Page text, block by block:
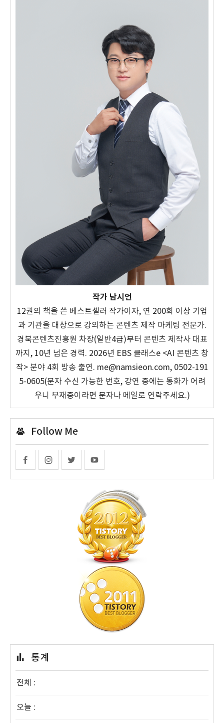
작가 남시언
12권의 책을 쓴 베스트셀러 작가이자, 연 200회 이상 기업
과 기관을 대상으로 강의하는 콘텐츠 제작 마케팅 전문가.
경북콘텐츠진흥원 차장(일반4급)부터 콘텐츠 제작사 대표
까지, 10년 넘은 경력. 2026년 EBS 클래스e <AI 콘텐츠 창
작> 분야 4회 방송 출연. me@namsieon.com, 0502-191
5-0605(문자 수신 가능한 번호, 강연 중에는 통화가 어려
우니 부재중이라면 문자나 메일로 연락주세요.)
Follow Me
통계
전체 :
오늘 :